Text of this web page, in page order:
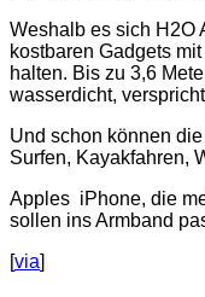
Weshalb es sich H2O
kostbaren Gadgets
halten. Bis zu 3,6
wasserdicht,
Und schon können
Surfen, Kayakfahren,
Apples iPhone, die
sollen ins Armband
[via]